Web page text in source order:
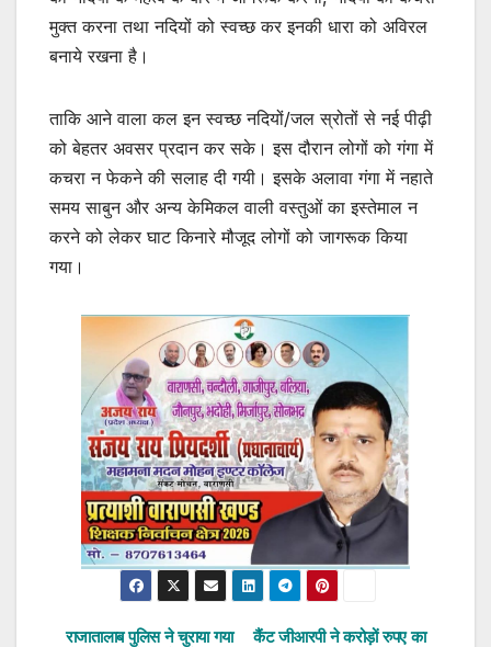
मुक्त करना तथा नदियों को स्वच्छ कर इनकी धारा को अविरल
बनाये रखना है।
ताकि आने वाला कल इन स्वच्छ नदियों/जल स्रोतों से नई पीढ़ी
को बेहतर अवसर प्रदान कर सके। इस दौरान लोगों को गंगा में
कचरा न फेकने की सलाह दी गयी। इसके अलावा गंगा में नहाते
समय साबुन और अन्य केमिकल वाली वस्तुओं का इस्तेमाल न
करने को लेकर घाट किनारे मौजूद लोगों को जागरूक किया
गया।
कैंट जीआरपी ने करोड़ों रुपए का
राजातालाब पुलिस ने चुराया गया